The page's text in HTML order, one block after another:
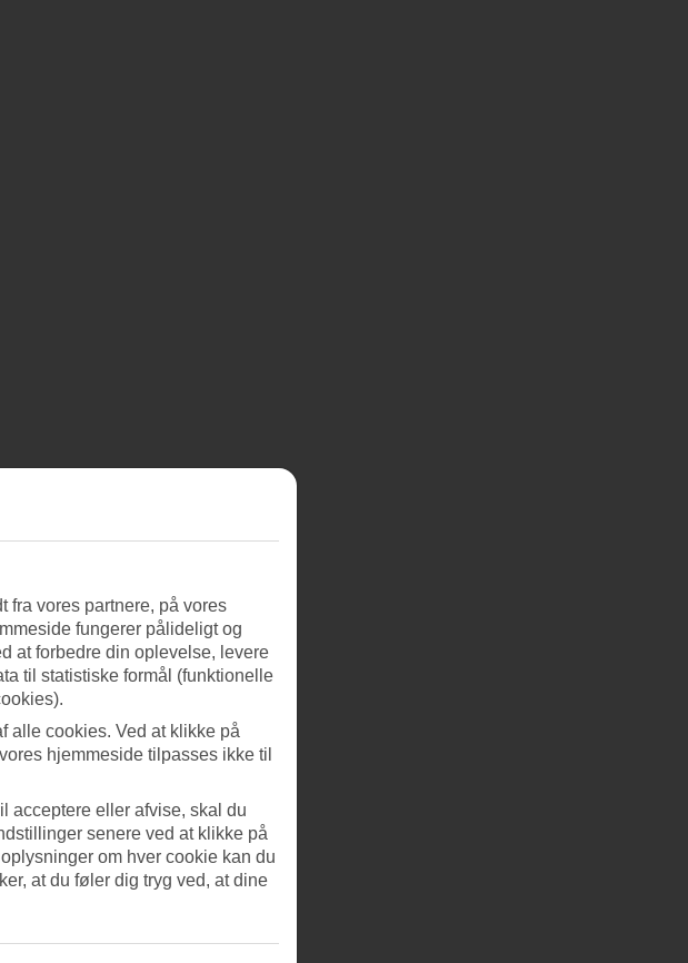
fra vores partnere, på vores
fungerer pålideligt og
at forbedre din oplevelse, levere
til statistiske formål (funktionelle
alle cookies. Ved at klikke på
hjemmeside tilpasses ikke til
acceptere eller afvise, skal du
senere ved at klikke på
om hver cookie kan du
at du føler dig tryg ved, at dine